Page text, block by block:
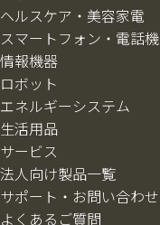
ヘルスケア・美容家電
スマートフォン・電話機
情報機器
ロボット
エネルギーシステム
生活用品
サービス
法人向け製品一覧
サポート・お問い合わせ
よくあるご質問